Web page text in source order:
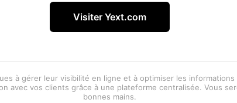
Visiter Yext.com
à gérer leur visibilité en ligne et à optimiser les informations
avec vos clients grâce à une plateforme centralisée. Vous
bonnes mains.